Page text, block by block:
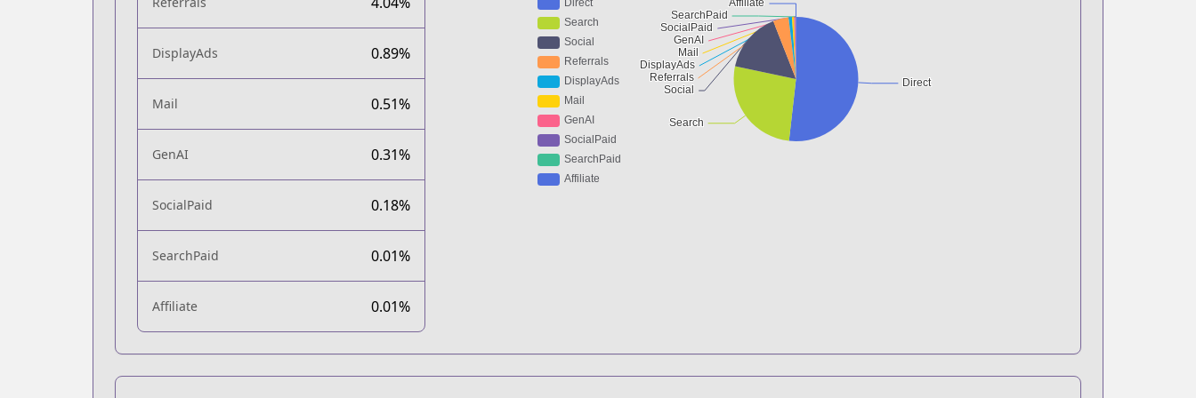
DisplayAds 0.89%
Mail 0.51%
GenAI 0.31%
SocialPaid 0.18%
SearchPaid 0.01%
Affiliate 0.01%